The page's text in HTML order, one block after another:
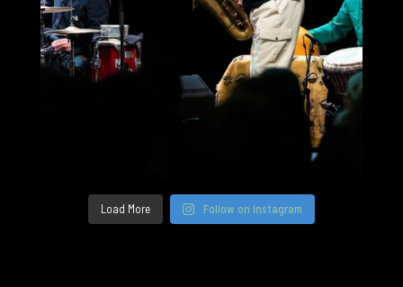
Load More Follow on Instagram